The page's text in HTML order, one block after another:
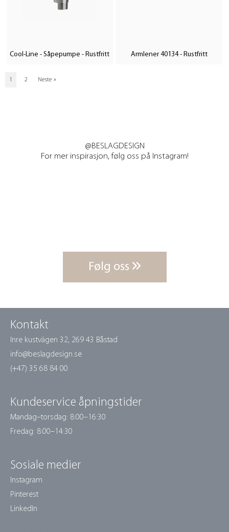
Cool-Line - Såpepumpe - Rustfritt Armlener 40134 - Rustfritt
1 2 Neste »
@BESLAGDESIGN
For mer inspirasjon, følg oss på Instagram!
Følg oss
Kontakt
Inre kustvägen 32, 269 43 Båstad
info@beslagdesign.se
(+47) 35 68 84 00
Kundeservice åpningstider
Mandag–torsdag: 8:00–16:30
Fredag: 8:00–14:30
Sosiale medier
Instagram
Pinterest
LinkedIn